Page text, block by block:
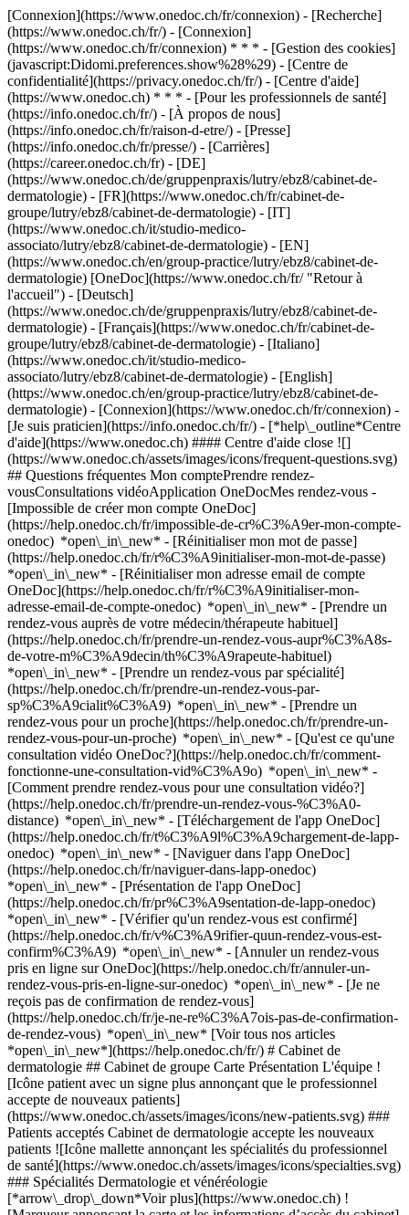
[Connexion](https://www.onedoc.ch/fr/connexion) - [Recherche]
(https://www.onedoc.ch/fr/) - [Connexion]
(https://www.onedoc.ch/fr/connexion) * * * - [Gestion des cookies]
(javascript:Didomi.preferences.show%28%29) - [Centre de
confidentialité](https://privacy.onedoc.ch/fr/) - [Centre d'aide]
(https://www.onedoc.ch) * * * - [Pour les professionnels de santé]
(https://info.onedoc.ch/fr/) - [À propos de nous]
(https://info.onedoc.ch/fr/raison-d-etre/) - [Presse]
(https://info.onedoc.ch/fr/presse/) - [Carrières]
(https://career.onedoc.ch/fr) - [DE]
(https://www.onedoc.ch/de/gruppenpraxis/lutry/ebz8/cabinet-de-
dermatologie) - [FR](https://www.onedoc.ch/fr/cabinet-de-
groupe/lutry/ebz8/cabinet-de-dermatologie) - [IT]
(https://www.onedoc.ch/it/studio-medico-
associato/lutry/ebz8/cabinet-de-dermatologie) - [EN]
(https://www.onedoc.ch/en/group-practice/lutry/ebz8/cabinet-de-
dermatologie) [OneDoc](https://www.onedoc.ch/fr/ "Retour à
l'accueil") - [Deutsch]
(https://www.onedoc.ch/de/gruppenpraxis/lutry/ebz8/cabinet-de-
dermatologie) - [Français](https://www.onedoc.ch/fr/cabinet-de-
groupe/lutry/ebz8/cabinet-de-dermatologie) - [Italiano]
(https://www.onedoc.ch/it/studio-medico-
associato/lutry/ebz8/cabinet-de-dermatologie) - [English]
(https://www.onedoc.ch/en/group-practice/lutry/ebz8/cabinet-de-
dermatologie) - [Connexion](https://www.onedoc.ch/fr/connexion) -
[Je suis praticien](https://info.onedoc.ch/fr/) - [*help\_outline*Centre
d'aide](https://www.onedoc.ch) #### Centre d'aide close ![]
(https://www.onedoc.ch/assets/images/icons/frequent-questions.svg)
## Questions fréquentes Mon comptePrendre rendez-
vousConsultations vidéoApplication OneDocMes rendez-vous -
[Impossible de créer mon compte OneDoc]
(https://help.onedoc.ch/fr/impossible-de-cr%C3%A9er-mon-compte-
onedoc) *open\_in\_new* - [Réinitialiser mon mot de passe]
(https://help.onedoc.ch/fr/r%C3%A9initialiser-mon-mot-de-passe)
*open\_in\_new* - [Réinitialiser mon adresse email de compte
OneDoc](https://help.onedoc.ch/fr/r%C3%A9initialiser-mon-
adresse-email-de-compte-onedoc) *open\_in\_new* - [Prendre un
rendez-vous auprès de votre médecin/thérapeute habituel]
(https://help.onedoc.ch/fr/prendre-un-rendez-vous-aupr%C3%A8s-
de-votre-m%C3%A9decin/th%C3%A9rapeute-habituel)
*open\_in\_new* - [Prendre un rendez-vous par spécialité]
(https://help.onedoc.ch/fr/prendre-un-rendez-vous-par-
sp%C3%A9cialit%C3%A9) *open\_in\_new* - [Prendre un
rendez-vous pour un proche](https://help.onedoc.ch/fr/prendre-un-
rendez-vous-pour-un-proche) *open\_in\_new* - [Qu'est ce qu'une
consultation vidéo OneDoc?](https://help.onedoc.ch/fr/comment-
fonctionne-une-consultation-vid%C3%A9o) *open\_in\_new* -
[Comment prendre rendez-vous pour une consultation vidéo?]
(https://help.onedoc.ch/fr/prendre-un-rendez-vous-%C3%A0-
distance) *open\_in\_new* - [Téléchargement de l'app OneDoc]
(https://help.onedoc.ch/fr/t%C3%A9l%C3%A9chargement-de-lapp-
onedoc) *open\_in\_new* - [Naviguer dans l'app OneDoc]
(https://help.onedoc.ch/fr/naviguer-dans-lapp-onedoc)
*open\_in\_new* - [Présentation de l'app OneDoc]
(https://help.onedoc.ch/fr/pr%C3%A9sentation-de-lapp-onedoc)
*open\_in\_new* - [Vérifier qu'un rendez-vous est confirmé](https://help.onedoc.ch/fr/v%C3%A9rifier-quun-rendez-vous-est-confirm%C3%A9) *open\_in\_new* - [Annuler un rendez-vous pris en ligne sur OneDoc](https://help.onedoc.ch/fr/annuler-un-rendez-vous-pris-en-ligne-sur-onedoc) *open\_in\_new* - [Je ne reçois pas de confirmation de rendez-vous](https://help.onedoc.ch/fr/je-ne-re%C3%A7ois-pas-de-confirmation-de-rendez-vous) *open\_in\_new* [Voir tous nos articles *open\_in\_new*](https://help.onedoc.ch/fr/) # Cabinet de dermatologie ## Cabinet de groupe Carte Présentation L'équipe ![Icône patient avec un signe plus annonçant que le professionnel accepte de nouveaux patients](https://www.onedoc.ch/assets/images/icons/new-patients.svg) ### Patients acceptés Cabinet de dermatologie accepte les nouveaux patients ![Icône mallette annonçant les spécialités du professionnel de santé](https://www.onedoc.ch/assets/images/icons/specialties.svg) ### Spécialités Dermatologie et vénéréologie [*arrow\_drop\_down*Voir plus](https://www.onedoc.ch) ![Marqueur annonçant la carte et les informations d’accès du cabinet](https://www.onedoc.ch/assets/images/icons/map.svg) ### Carte et informations d'accès #### Cabinet de dermatologie Grand-Rue 37 1095 Lutry ![Icône document annonçant la présentation de l’établissement](https://www.onedoc.ch/assets/images/icons/presentation.svg) ### Présentation de l'établissement __Cabinet de dermatologie__, __cabinet de groupe__ à Lutry, vous reçoit sur rendez-vous. - __Claudia Ricci Bovier__ est spécialiste en __dermatologie et vénéréologie__ Pour plus d'informations et pour prendre rendez-vous, composez le [021 791 69 14](tel:+41217916914). ![Icône groupe de personnes annonçant la liste des professionnels de santé de l’établissement](https://www.onedoc.ch/assets/images/icons/team.svg) ### L'équipe Dermatologue [![Claudia Ricci Bovier, dermatologue à Lutry](https://www.onedoc.ch/assets/images/female.png "Claudia Ricci Bovier, dermatologue à Lutry") \ __Dr. Claudia Ricci Bovier__](https://www.onedoc.ch/fr/dermatologue/lutry/pbgv4/dr-claudia-ricci-bovier) ![Icône bulle de dialogue annonçant la section FAQ](https://www.onedoc.ch/assets/images/icons/faq.svg) ### FAQ *expand\_more* *keyboard\_arrow\_right* ## Quelle est l'adresse de Cabinet de dermatologie? Cabinet de dermatologie reçoit des patients à Grand-Rue 37, 1095 Lutry. * * * *keyboard\_arrow\_right* ## Quel est le numéro de téléphone de Cabinet de dermatologie? Le numéro de téléphone de Cabinet de dermatologie est [021 791 69 14](tel:+41217916914). * * * *keyboard\_arrow\_right* ## Quelles sont les spécialités pratiquées au sein de Cabinet de dermatologie? Cabinet de dermatologie propose des consultations en [Dermatologie et vénéréologie](https://www.onedoc.ch/fr/dermatologue/lutry). * * * *keyboard\_arrow\_right* ## Est-ce que Cabinet de dermatologie accepte les nouveaux patients? Oui, Cabinet de dermatologie accepte les nouveaux patients. Pour prendre rendez-vous, les nouveaux patients peuvent facilement réserver en ligne via OneDoc. * * * *keyboard\_arrow\_right* ## Quelles sont les langues parlées au sein de Cabinet de dermatologie? Cabinet de dermatologie propose des consultations en Anglais, Français et Italien. 1. [OneDoc](https://www.onedoc.ch/fr/)/ 2. [Cabinet de groupe](https://www.onedoc.ch/fr/cabinet-de-groupe)/ 3. [Canton de Vaud](https://www.onedoc.ch/fr/cabinet-de-groupe/canton-de-vaud)/ 4. [Lutry](https://www.onedoc.ch/fr/cabinet-de-groupe/lutry)/ 5. Cabinet de dermatologie ### Vous gérez cet établissement? Prenez la main sur votre profil OneDoc! OneDoc vous permet de: *group*Développer votre patientèle *phone\_in\_talk*Désengorger votre secrétariat téléphonique *thumb\_up*Proposer une nouvelle expérience à vos patients [Découvrir OneDoc Pro](https://info.onedoc.ch/fr/) ### Téléchargez l'app OneDoc Prenez rendez-vous en ligne chez un médecin, un dentiste ou un thérapeute proche de vous en Suisse. L'application OneDoc vous permet de gérer tous vos rendez-vous médicaux depuis votre natel, n'importe où et n'importe quand. ![Code QR redirigeant vers l’App Store ou Google Play pour télécharger l’app OneDoc Patients](https://www.onedoc.ch/assets/images/download-app-qr.jpeg) Scannez le QR code pour télécharger l’application [![Téléchargez notre application sur l'App Store!](https://www.onedoc.ch/assets/images/app-store-badge-fr.svg)](https://apps.apple.com/ch/app/onedoc/id1592376413?l=fr)[![Téléchargez notre application sur le Google Play Store!](https://www.onedoc.ch/assets/images/google-play-badge-fr.png)](https://play.google.com/store/apps/details?id=ch.onedoc.patient&hl=fr-CH) *keyboard\_arrow\_right* ## Recherches associées [Dermatologue à Prilly](https://www.onedoc.ch/fr/dermatologue/prilly)[Dermatologue à Lausanne](https://www.onedoc.ch/fr/dermatologue/lausanne)[Dermatologue à Genolier](https://www.onedoc.ch/fr/dermatologue/genolier)[Dermatologue à Vésenaz](https://www.onedoc.ch/fr/dermatologue/vesenaz)[Dermatologue à Écublens VD](https://www.onedoc.ch/fr/dermatologue/ecublens?state=VD)[Dermatologue à Epalinges](https://www.onedoc.ch/fr/dermatologue/epalinges)[Dermatologue à Gland](https://www.onedoc.ch/fr/dermatologue/gland)[Dermatologue à Nyon](https://www.onedoc.ch/fr/dermatologue/nyon)[Dermatologue à Renens](https://www.onedoc.ch/fr/dermatologue/renens)[Dermatologue à Rolle](https://www.onedoc.ch/fr/dermatologue/rolle)[Dermatologue à Givisiez](https://www.onedoc.ch/fr/dermatologue/givisiez)[Dermatologue à Sainte-Croix](https://www.onedoc.ch/fr/dermatologue/sainte-croix)[Dermatologue à Villars-sur-Glâne](https://www.onedoc.ch/fr/dermatologue/villars-sur-glane)[Dermatologue à Versoix](https://www.onedoc.ch/fr/dermatologue/versoix) *keyboard\_arrow\_right* ## Recherches fréquentes [Cabinet de groupe à Lausanne](https://www.onedoc.ch/fr/cabinet-de-groupe/lausanne)[Cabinet de groupe à Nyon](https://www.onedoc.ch/fr/cabinet-de-groupe/nyon)[Cabinet de groupe à Yverdon-les-Bains](https://www.onedoc.ch/fr/cabinet-de-groupe/yverdon-les-bains)[Cabinet de groupe à Vevey](https://www.onedoc.ch/fr/cabinet-de-groupe/vevey)[Cabinet de groupe à Morges](https://www.onedoc.ch/fr/cabinet-de-groupe/morges)[Cabinet de groupe à Pully](https://www.onedoc.ch/fr/cabinet-de-groupe/pully)[Cabinet de groupe à Renens](https://www.onedoc.ch/fr/cabinet-de-groupe/renens)[Cabinet de groupe à Aigle](https://www.onedoc.ch/fr/cabinet-de-groupe/aigle)[Cabinet de groupe à Préverenges](https://www.onedoc.ch/fr/cabinet-de-groupe/preverenges)[Cabinet de groupe à Gland](https://www.onedoc.ch/fr/cabinet-de-groupe/gland)[Cabinet de groupe à Montreux](https://www.onedoc.ch/fr/cabinet-de-groupe/montreux)[Cabinet de groupe à Prilly](https://www.onedoc.ch/fr/cabinet-de-groupe/prilly)[Cabinet de groupe à Rolle](https://www.onedoc.ch/fr/cabinet-de-groupe/rolle)[Cabinet de groupe à Orbe](https://www.onedoc.ch/fr/cabinet-de-groupe/orbe)[Cabinet de groupe à Le Mont-sur-Lausanne](https://www.onedoc.ch/fr/cabinet-de-groupe/le-mont-sur-lausanne)[Cabinet de groupe à La Sarraz](https://www.onedoc.ch/fr/cabinet-de-groupe/la-sarraz)[Cabinet de groupe à Payerne](https://www.onedoc.ch/fr/cabinet-de-groupe/payerne)[Cabinet de groupe à Epalinges](https://www.onedoc.ch/fr/cabinet-de-groupe/epalinges)[Cabinet de groupe à Cossonay](https://www.onedoc.ch/fr/cabinet-de-groupe/cossonay)[Cabinet de groupe à Lutry](https://www.onedoc.ch/fr/cabinet-de-groupe/lutry)[Cabinet de groupe à Echallens](https://www.onedoc.ch/fr/cabinet-de-groupe/echallens) *keyboard\_arrow\_right* ## Trouver un établissement [Cabinet médical](https://www.onedoc.ch/fr/cabinet-medical)[Centre médical](https://www.onedoc.ch/fr/centre-medical)[Cabinet de groupe](https://www.onedoc.ch/fr/cabinet-de-groupe)[Cabinet dentaire](https://www.onedoc.ch/fr/cabinet-dentaire)[Pharmacie](https://www.onedoc.ch/fr/pharmacie)[Cabinet d'ostéopathie](https://www.onedoc.ch/fr/cabinet-d-osteopathie)[Cabinet de physiothérapie](https://www.onedoc.ch/fr/cabinet-de-physiotherapie)[Groupe médical](https://www.onedoc.ch/fr/groupe-medical)[Clinique dentaire](https://www.onedoc.ch/fr/clinique-dentaire)[Centre de santé](https://www.onedoc.ch/fr/centre-de-sante)[Magasin d'optique](https://www.onedoc.ch/fr/magasin-d-optique)[Centre auditif](https://www.onedoc.ch/fr/centre-auditif)[Clinique privée](https://www.onedoc.ch/fr/clinique-privee)[Hôpital](https://www.onedoc.ch/fr/hopital)[Centre médical et dentaire](https://www.onedoc.ch/fr/centre-medical-et-dentaire)[Maison de santé](https://www.onedoc.ch/fr/maison-de-sante)[Laboratoire d'analyse](https://www.onedoc.ch/fr/laboratoire-d-analyse)[Cabinet paramédical](https://www.onedoc.ch/fr/cabinet-paramedical)[Centre d'imagerie médicale](https://www.onedoc.ch/fr/centre-d-imagerie-medicale) *keyboard\_arrow\_right* ## Annuaire des professionnels de santé suisses [Liste des praticiens](https://www.onedoc.ch/fr/annuaire) [A](https://www.onedoc.ch/fr/annuaire/A) [B](https://www.onedoc.ch/fr/annuaire/B) [C](https://www.onedoc.ch/fr/annuaire/C) [D](https://www.onedoc.ch/fr/annuaire/D) [E](https://www.onedoc.ch/fr/annuaire/E) [F](https://www.onedoc.ch/fr/annuaire/F) [G](https://www.onedoc.ch/fr/annuaire/G) [H](https://www.onedoc.ch/fr/annuaire/H) [I](https://www.onedoc.ch/fr/annuaire/I) [J](https://www.onedoc.ch/fr/annuaire/J) [K](https://www.onedoc.ch/fr/annuaire/K) [L](https://www.onedoc.ch/fr/annuaire/L) [M](https://www.onedoc.ch/fr/annuaire/M) [N](https://www.onedoc.ch/fr/annuaire/N) [O](https://www.onedoc.ch/fr/annuaire/O) [P](https://www.onedoc.ch/fr/annuaire/P) [Q](https://www.onedoc.ch/fr/annuaire/Q) [R](https://www.onedoc.ch/fr/annuaire/R) [S](https://www.onedoc.ch/fr/annuaire/S) [T](https://www.onedoc.ch/fr/annuaire/T) [U](https://www.onedoc.ch/fr/annuaire/U) [V](https://www.onedoc.ch/fr/annuaire/V) [W](https://www.onedoc.ch/fr/annuaire/W) [X](https://www.onedoc.ch/fr/annuaire/X) [Y](https://www.onedoc.ch/fr/annu